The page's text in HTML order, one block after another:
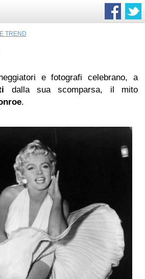
TREND
e fotografi celebrano, a
dalla sua scomparsa, il mito
.